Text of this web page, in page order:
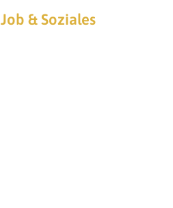
Job & Soziales